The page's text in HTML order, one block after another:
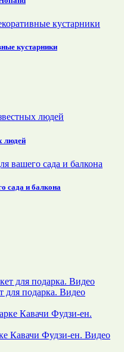
кустарники
людей
сада и балкона
для подарка. Видео
Кавачи Фудзи-ен. Видео